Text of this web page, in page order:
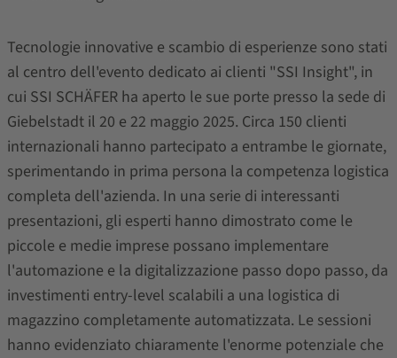
Tecnologie innovative e scambio di esperienze sono stati
al centro dell'evento dedicato ai clienti "SSI Insight", in
cui SSI SCHÄFER ha aperto le sue porte presso la sede di
Giebelstadt il 20 e 22 maggio 2025. Circa 150 clienti
internazionali hanno partecipato a entrambe le giornate,
sperimentando in prima persona la competenza logistica
completa dell'azienda. In una serie di interessanti
presentazioni, gli esperti hanno dimostrato come le
piccole e medie imprese possano implementare
l'automazione e la digitalizzazione passo dopo passo, da
investimenti entry-level scalabili a una logistica di
magazzino completamente automatizzata. Le sessioni
hanno evidenziato chiaramente l'enorme potenziale che